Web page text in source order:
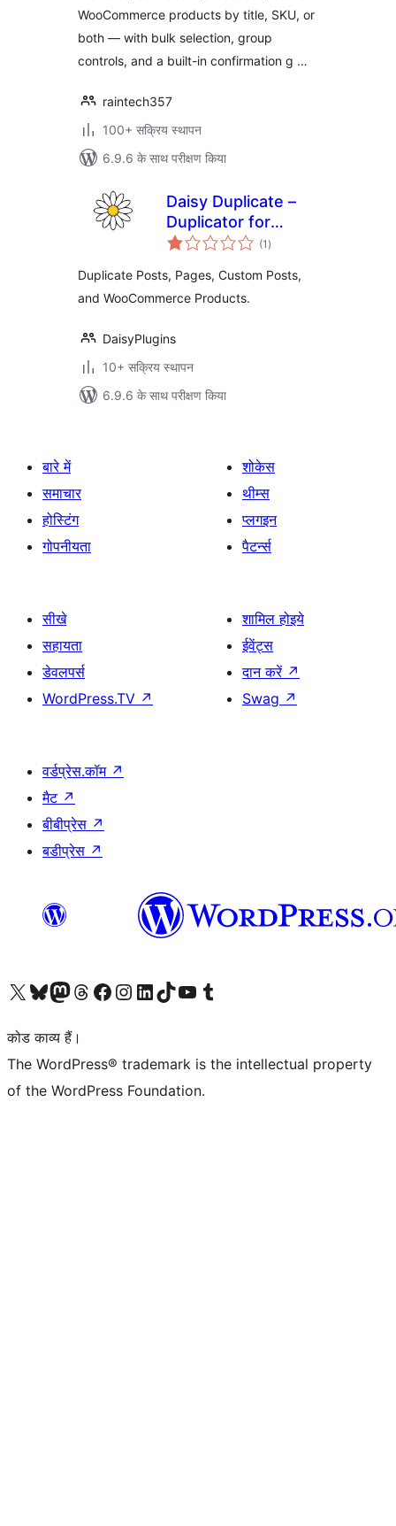
WooCommerce products by title, SKU, or
both — with bulk selection, group
controls, and a built-in confirmation g …
raintech357
100+ सक्रिय स्थापन
6.9.6 के साथ परीक्षण किया
Daisy Duplicate –
Duplicator for
Posts, Pages,
WooCommerce
Products
(1 कुल
दर)
Duplicate Posts, Pages, Custom Posts,
and WooCommerce Products.
DaisyPlugins
10+ सक्रिय स्थापन
6.9.6 के साथ परीक्षण किया
बारे में
समाचार
होस्टिंग
गोपनीयता
शोकेस
थीम्स
प्लगइन
पैटर्न्स
सीखे
सहायता
डेवलपर्स
WordPress.TV ↗
शामिल होइये
ईवेंट्स
दान करें ↗
Swag ↗
वर्डप्रेस.कॉम ↗
मैट ↗
बीबीप्रेस ↗
बडीप्रेस ↗
Visit our X (formerly Twitter) account
हमारे बलुस्की खाते पर जाएँVisit our Mastodon account
हमारे थ्रेड्स अकाउंट पर जाएंहमारे फेसबुक पेज पर जाएँहमारे इंस्टाग्राम अकाउंट पर जाएंहमारे लिंक्डइन खाते पर जाएँहमारे टिकटॉक खाते पर जाएँहमारे यूट्यूब चैनल पर जाएंहमारे Tumblr खाते पर जाएँ
कोड काव्य हैं।
The WordPress® trademark is the intellectual property
of the WordPress Foundation.